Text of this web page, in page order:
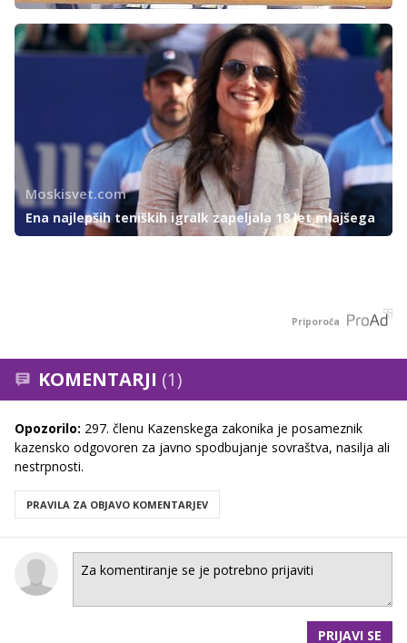
Moskisvet.com
Ena najlepših teniških igralk zapeljala 18 let mlajšega
Priporoča
KOMENTARJI (1)
Opozorilo: 297. členu Kazenskega zakonika je posameznik
kazensko odgovoren za javno spodbujanje sovraštva, nasilja ali
nestrpnosti.
PRAVILA ZA OBJAVO KOMENTARJEV
PRIJAVI SE